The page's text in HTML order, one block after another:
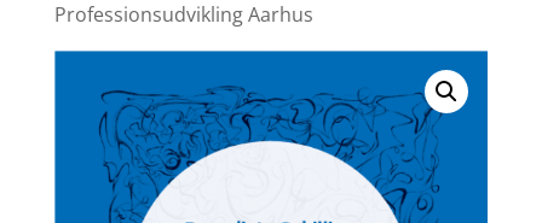
Professionsudvikling Aarhus